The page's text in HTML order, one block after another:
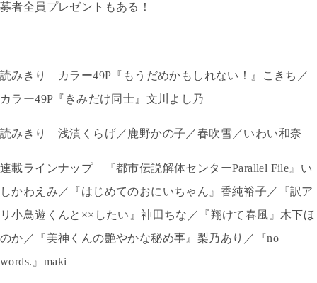
募者全員プレゼントもある！
読みきり カラー49P 『もうだめかもしれない！』こきち／
カラー49P 『きみだけ同士』文川よし乃
読みきり 浅漬くらげ／鹿野かの子／春吹雪／いわい和奈
連載ラインナップ 『都市伝説解体センターParallel File』い
しかわえみ／『はじめてのおにいちゃん』香純裕子／『訳ア
リ小鳥遊くんと××したい』神田ちな／『翔けて春風』木下ほ
のか／『美神くんの艶やかな秘め事』梨乃あり／『no
words.』 maki